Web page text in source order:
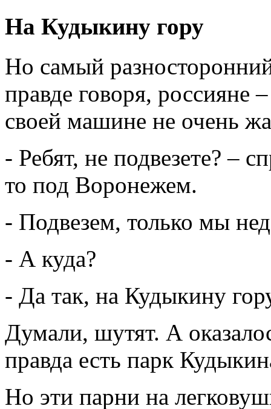
На Кудыкину гору
Но самый
правде говоря,
своей машине не очень
- Ребят, не подвезете? –
то под Воронежем.
- Подвезем, только мы
- А куда?
- Да так, на Кудыкину
Думали, шутят. А
правда есть парк
Но эти парни на